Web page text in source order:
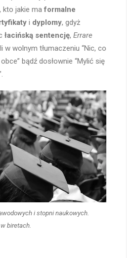
kto jakie maformalne
i dyplomy, gdyż
łacińską sentencję, Errare
w wolnym tłumaczeniu “Nic, co
bądź dosłownie “Mylić się
i stopni naukowych.
biretach.